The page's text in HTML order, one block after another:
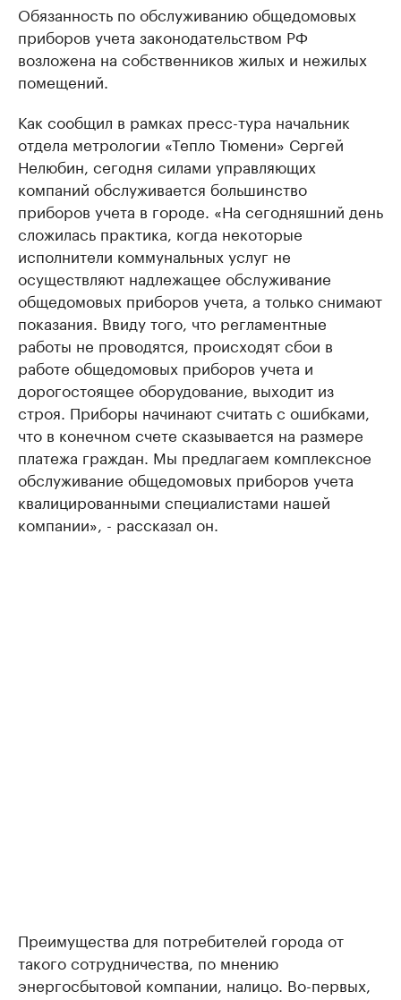
Обязанность по обслуживанию общедомовых
приборов учета законодательством РФ
возложена на собственников жилых и нежилых
помещений.
Как сообщил в рамках пресс-тура начальник
отдела метрологии «Тепло Тюмени» Сергей
Нелюбин, сегодня силами управляющих
компаний обслуживается большинство
приборов учета в городе. «На сегодняшний день
сложилась практика, когда некоторые
исполнители коммунальных услуг не
осуществляют надлежащее обслуживание
общедомовых приборов учета, а только снимают
показания. Ввиду того, что регламентные
работы не проводятся, происходят сбои в
работе общедомовых приборов учета и
дорогостоящее оборудование, выходит из
строя. Приборы начинают считать с ошибками,
что в конечном счете сказывается на размере
платежа граждан. Мы предлагаем комплексное
обслуживание общедомовых приборов учета
квалицированными специалистами нашей
компании», - рассказал он.
Преимущества для потребителей города от
такого сотрудничества, по мнению
энергосбытовой компании, налицо. Во-первых,